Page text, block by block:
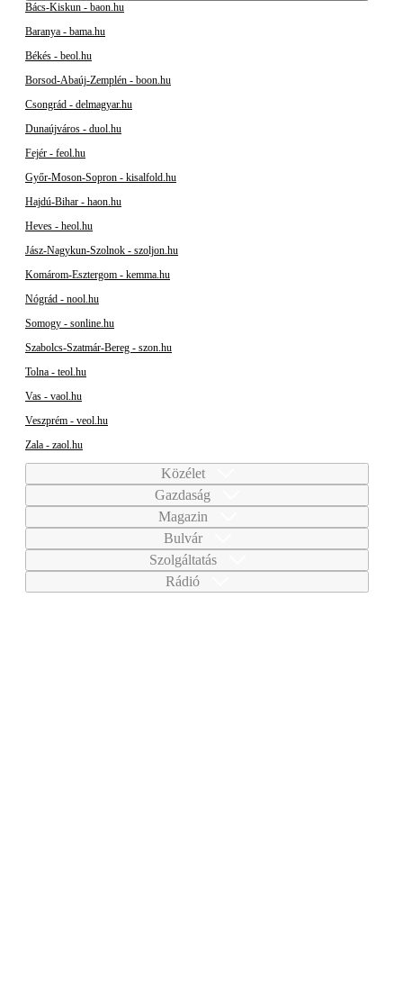
Bács-Kiskun - baon.hu
Baranya - bama.hu
Békés - beol.hu
Borsod-Abaúj-Zemplén - boon.hu
Csongrád - delmagyar.hu
Dunaújváros - duol.hu
Fejér - feol.hu
Győr-Moson-Sopron - kisalfold.hu
Hajdú-Bihar - haon.hu
Heves - heol.hu
Jász-Nagykun-Szolnok - szoljon.hu
Komárom-Esztergom - kemma.hu
Nógrád - nool.hu
Somogy - sonline.hu
Szabolcs-Szatmár-Bereg - szon.hu
Tolna - teol.hu
Vas - vaol.hu
Veszprém - veol.hu
Zala - zaol.hu
Közélet
Gazdaság
Magazin
Bulvár
Szolgáltatás
Rádió